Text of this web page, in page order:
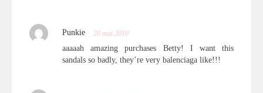
Punkie 20 mai 2010
aaaaah amazing purchases Betty! I want this
sandals so badly, they’re very balenciaga like!!!